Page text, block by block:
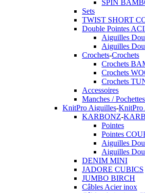
SPIN
Sets
TWIST SHORT
Double Pointes
Aiguilles
Aiguilles
Crochets-Crochets
Crochets
Crochets
Crochets
Accessoires
Manches /
KnitPro Aiguilles-KnitPro
KARBONZ-
Pointes
Pointes
Aiguilles
Aiguilles
DENIM MINI
JADORE CUBICS
JUMBO BIRCH
Câbles Acier inox